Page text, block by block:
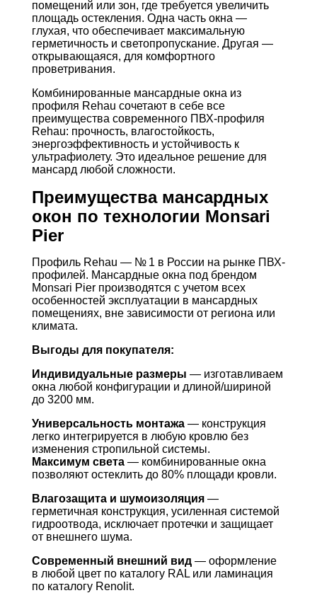
помещений или зон, где требуется увеличить
площадь остекления. Одна часть окна —
глухая, что обеспечивает максимальную
герметичность и светопропускание. Другая —
открывающаяся, для комфортного
проветривания.
Комбинированные мансардные окна из
профиля Rehau сочетают в себе все
преимущества современного ПВХ-профиля
Rehau: прочность, влагостойкость,
энергоэффективность и устойчивость к
ультрафиолету. Это идеальное решение для
мансард любой сложности.
Преимущества мансардных
окон по технологии Monsari
Pier
Профиль Rehau — № 1 в России на рынке ПВХ-
профилей. Мансардные окна под брендом
Monsari Pier производятся с учетом всех
особенностей эксплуатации в мансардных
помещениях, вне зависимости от региона или
климата.
Выгоды для покупателя:
Индивидуальные размеры — изготавливаем
окна любой конфигурации и длиной/шириной
до 3200 мм.
Универсальность монтажа — конструкция
легко интегрируется в любую кровлю без
изменения стропильной системы.
Максимум света — комбинированные окна
позволяют остеклить до 80% площади кровли.
Влагозащита и шумоизоляция —
герметичная конструкция, усиленная системой
гидроотвода, исключает протечки и защищает
от внешнего шума.
Современный внешний вид — оформление
в любой цвет по каталогу RAL или ламинация
по каталогу Renolit.